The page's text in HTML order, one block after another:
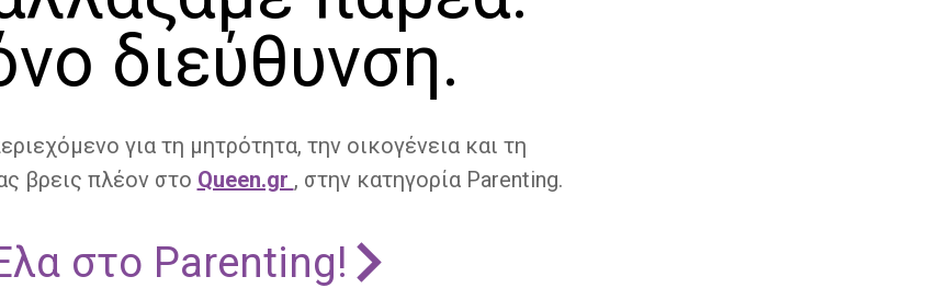
διεύθυνση.
για τη μητρότητα, την οικογένεια και τη
βρεις πλέον στο Queen.gr , στην κατηγορία Parenting.
στο Parenting!